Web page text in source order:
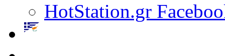
HotStation.gr